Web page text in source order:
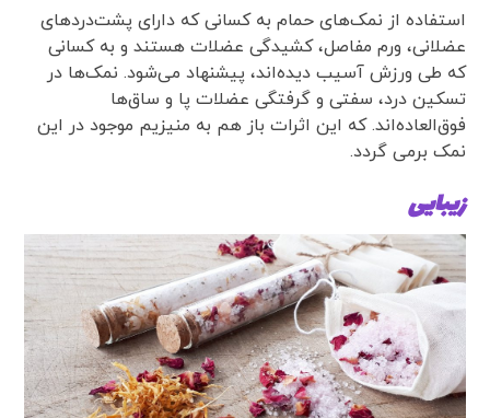
استفاده از نمک‌های حمام به کسانی که دارای پشت‌دردهای
عضلانی، ورم مفاصل، کشیدگی عضلات هستند و به کسانی
که طی ورزش آسیب دیده‌اند، پیشنهاد می‌شود. نمک‌ها در
تسکین درد، سفتی و گرفتگی عضلات پا و ساق‌ها
فوق‌العاده‌اند. که این اثرات باز هم به منیزیم موجود در این
نمک برمی گردد.
زیبایی